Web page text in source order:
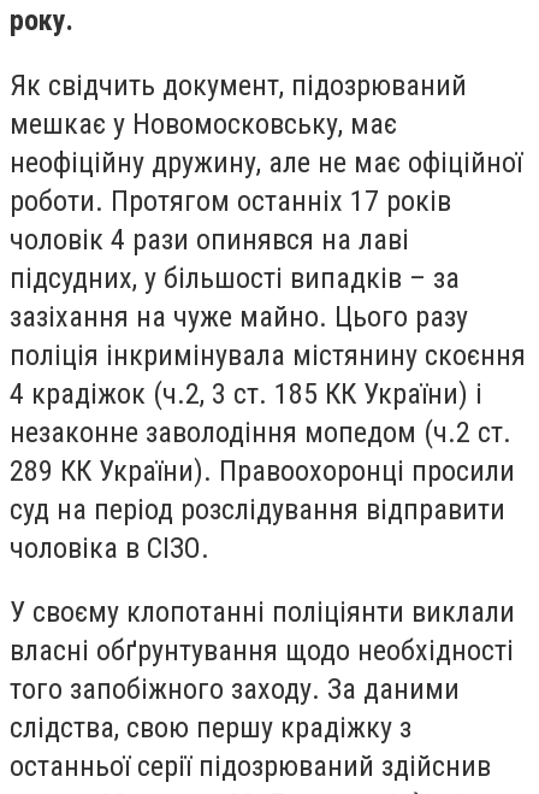
року.
Як свідчить документ, підозрюваний
мешкає у Новомосковську, має
неофіційну дружину, але не має офіційної
роботи. Протягом останніх 17 років
чоловік 4 рази опинявся на лаві
підсудних, у більшості випадків – за
зазіхання на чуже майно. Цього разу
поліція інкримінувала містянину скоєння
4 крадіжок (ч.2, 3 ст. 185 КК України) і
незаконне заволодіння мопедом (ч.2 ст.
289 КК України). Правоохоронці просили
суд на період розслідування відправити
чоловіка в СІЗО.
У своєму клопотанні поліціянти виклали
власні обґрунтування щодо необхідності
того запобіжного заходу. За даними
слідства, свою першу крадіжку з
останньої серії підозрюваний здійснив